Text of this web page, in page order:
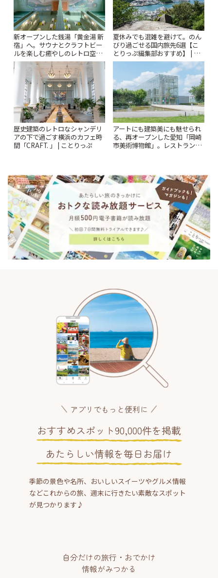
新オープンした銭湯「黄金湯 新
宿」へ。サウナとクラフトビー
ルを楽しむ癒やしのレトロ空間
| ことりっぷ
夏休みでも混雑を避けて。のん
びり過ごせる国内旅先6選【こ
とりっぷ編集部おすすめ】 | こ
とりっぷ
歴史建築のレトロなシャンデリ
アの下で過ごす横浜のカフェ時
間「CRAFT. 」 | ことりっぷ
アートにも建築美にも魅せられ
る、再オープンした愛知「岡崎
市美術博物館」。レストランや
アプリでもっと便利に
おすすめスポット90,000件を掲載
あたらしい情報を毎日お届け
季節の景色や名所、おいしいスイーツやグルメ情報
などこれからの旅、週末に行きたい素敵なスポット
が見つかります♪
自分だけの旅行・おでかけ
情報がみつかる